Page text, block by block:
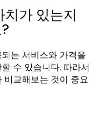
가 있는지
는 서비스와 가격을
수 있습니다. 따라서
비교해보는 것이 중요